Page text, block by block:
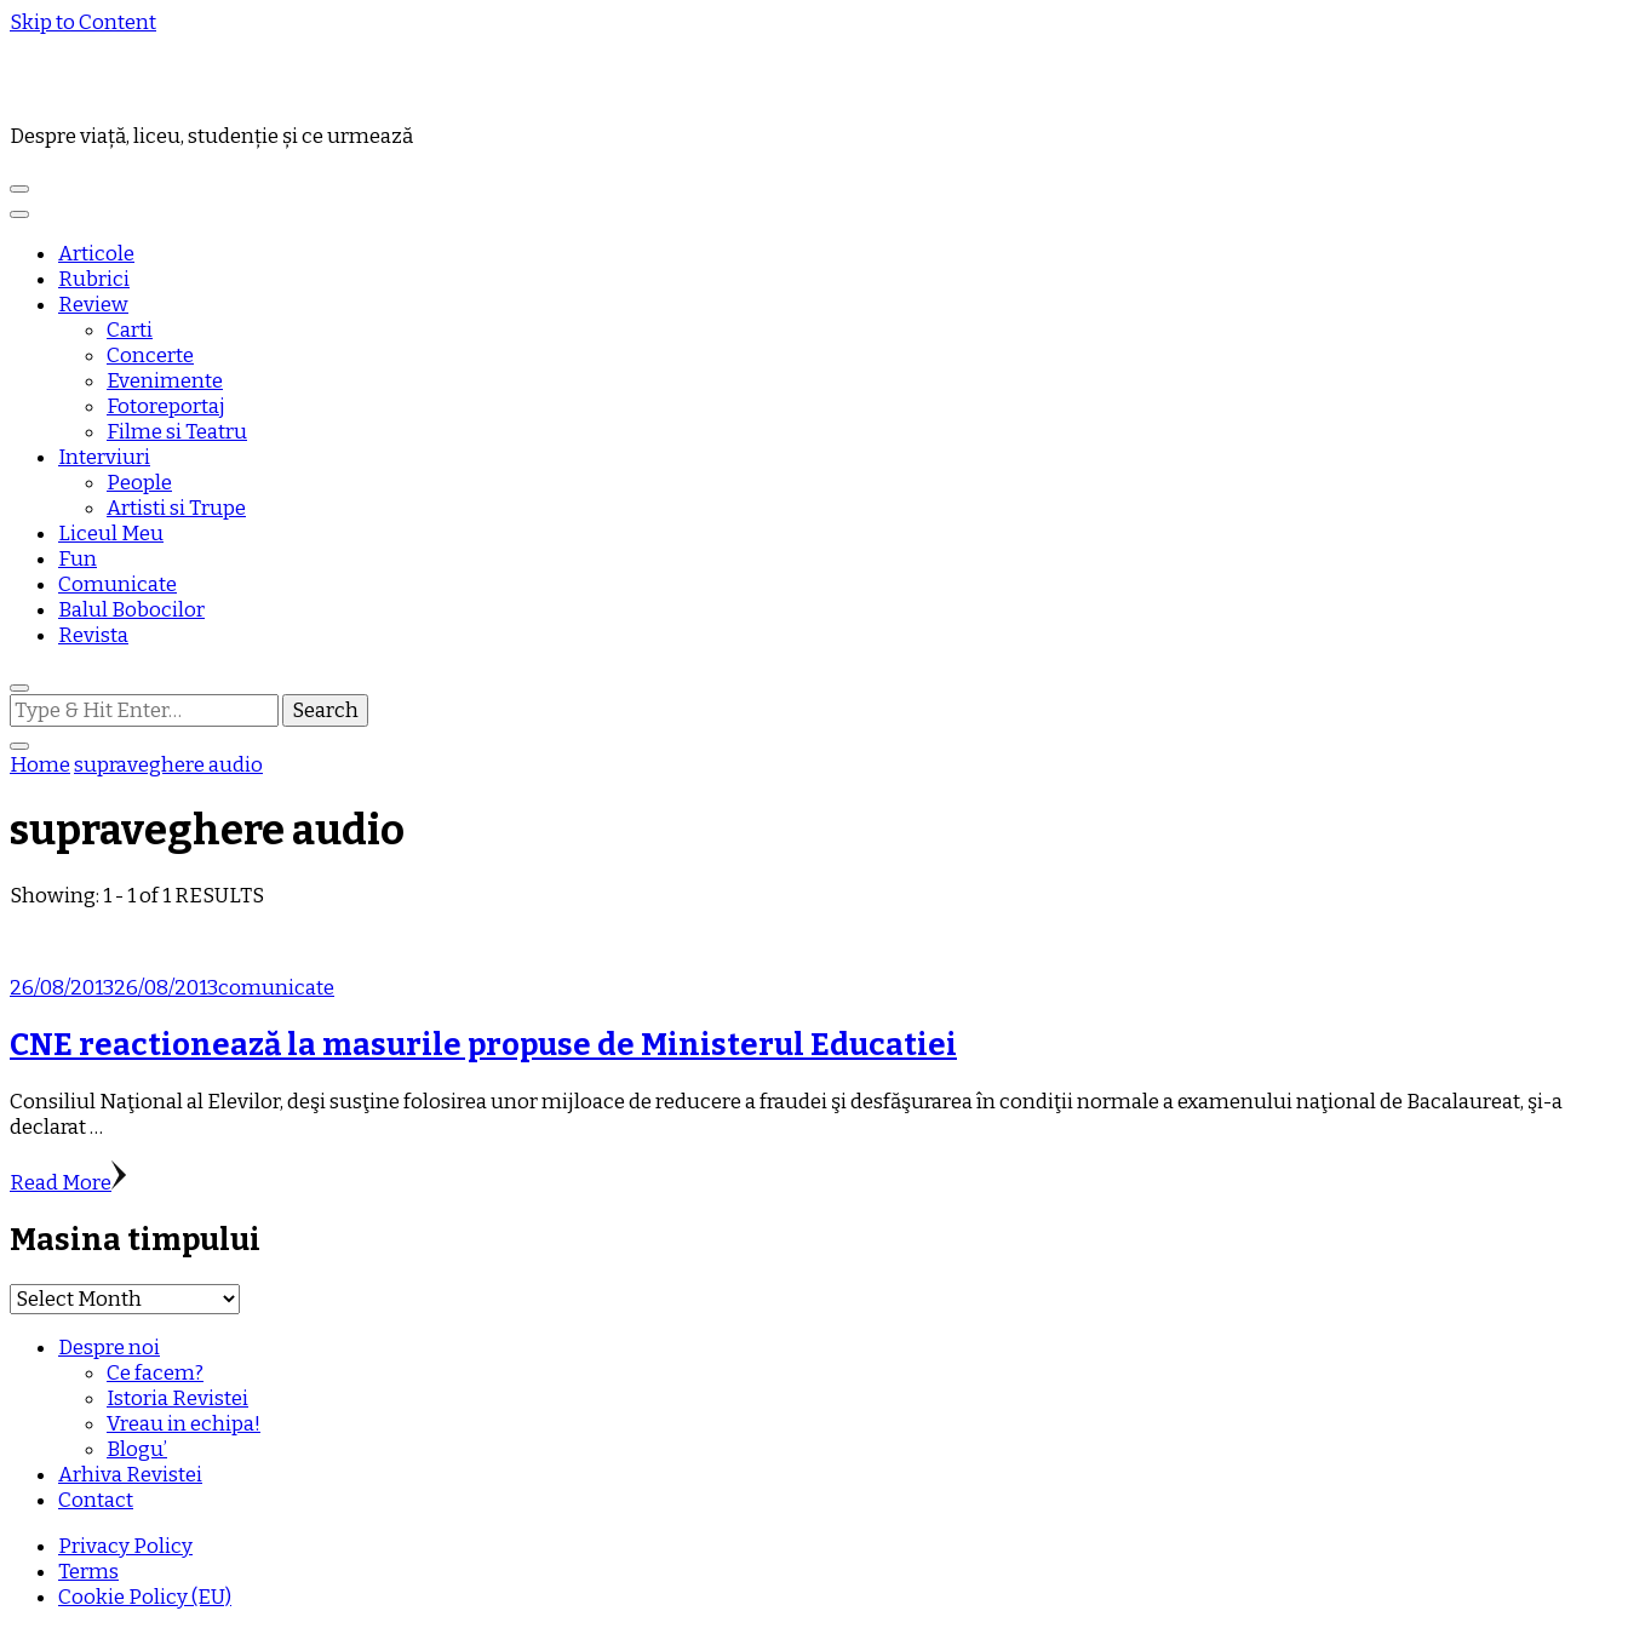
Skip to Content
Despre viață, liceu, studenție și ce urmează
Articole
Rubrici
Review
Carti
Concerte
Evenimente
Fotoreportaj
Filme si Teatru
Interviuri
People
Artisti si Trupe
Liceul Meu
Fun
Comunicate
Balul Bobocilor
Revista
Looking
for
Something?
Homesupraveghere audio
supraveghere audio
Showing: 1 - 1 of 1 RESULTS
26/08/201326/08/2013comunicate
CNE reactionează la masurile propuse de Ministerul Educatiei
Consiliul Naţional al Elevilor, deşi susţine folosirea unor mijloace de reducere a fraudei şi desfăşurarea în condiţii normale a examenului naţional de Bacalaureat, şi-a
declarat …
Read More
Masina timpului
Masina
timpului
Despre noi
Ce facem?
Istoria Revistei
Vreau in echipa!
Blogu’
Arhiva Revistei
Contact
Privacy Policy
Terms
Cookie Policy (EU)